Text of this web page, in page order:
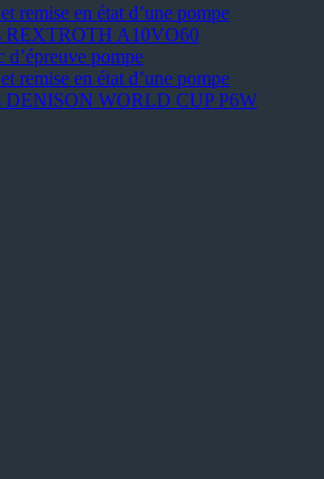
remise en état d’une pompe
REXTROTH A10VO60
d’épreuve pompe
remise en état d’une pompe
DENISON WORLD CUP P6W